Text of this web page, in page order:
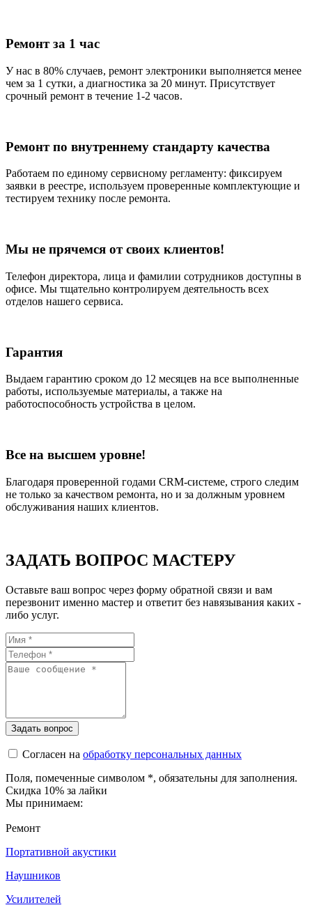
Ремонт за 1 час
У нас в 80% случаев, ремонт электроники выполняется менее
чем за 1 сутки, а диагностика за 20 минут. Присутствует
срочный ремонт в течение 1-2 часов.
Ремонт по внутреннему стандарту качества
Работаем по единому сервисному регламенту: фиксируем
заявки в реестре, используем проверенные комплектующие и
тестируем технику после ремонта.
Мы не прячемся от своих клиентов!
Телефон директора, лица и фамилии сотрудников доступны в
офисе. Мы тщательно контролируем деятельность всех
отделов нашего сервиса.
Гарантия
Выдаем гарантию сроком до 12 месяцев на все выполненные
работы, используемые материалы, а также на
работоспособность устройства в целом.
Все на высшем уровне!
Благодаря проверенной годами CRM-системе, строго следим
не только за качеством ремонта, но и за должным уровнем
обслуживания наших клиентов.
ЗАДАТЬ ВОПРОС МАСТЕРУ
Оставьте ваш вопрос через форму обратной связи и вам
перезвонит именно мастер и ответит без навязывания каких -
либо услуг.
Согласен на обработку персональных данных
Поля, помеченные символом *, обязательны для заполнения.
Скидка 10% за лайки
Мы принимаем:
Ремонт
Портативной акустики
Наушников
Усилителей